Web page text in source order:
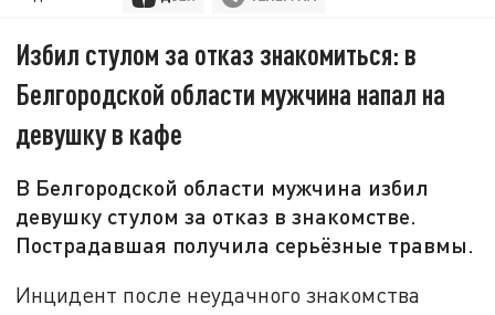
Избил стулом за отказ знакомиться: в
Белгородской области мужчина напал на
девушку в кафе
В Белгородской области мужчина избил
девушку стулом за отказ в знакомстве.
Пострадавшая получила серьёзные травмы.
Инцидент после неудачного знакомства